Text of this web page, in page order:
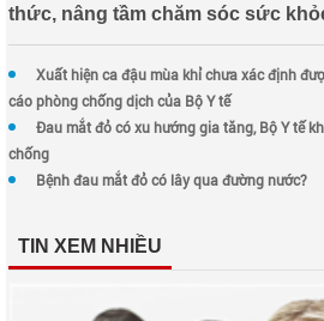
thức, nâng tầm chăm sóc sức
Xuất hiện ca đậu mùa khỉ chưa xác định
cáo phòng chống dịch của Bộ Y tế
Đau mắt đỏ có xu hướng gia tăng, Bộ Y tế
chống
Bệnh đau mắt đỏ có lây qua đường nước?
TIN XEM NHIỀU